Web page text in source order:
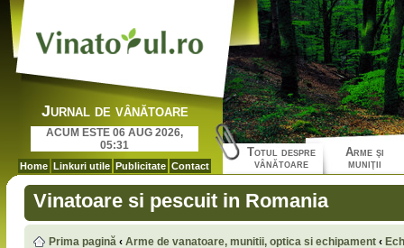
Jurnal de vânătoare
ACUM ESTE 06 AUG 2026,
05:31
Home Linkuri utile Publicitate Contact
Totul despre
vânătoare
Arme şi
muniţii
Vinatoare si pescuit in Romania
Prima pagină ‹ Arme de vanatoare, munitii, optica si echipament ‹